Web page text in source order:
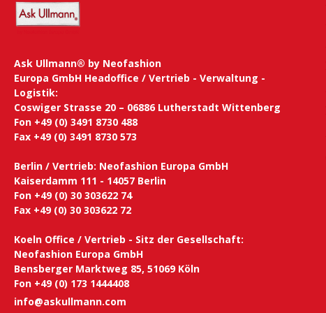
Ask Ullmann® by Neofashion
Europa GmbH Headoffice / Vertrieb - Verwaltung -
Logistik:
Coswiger Strasse 20 – 06886 Lutherstadt Wittenberg
Fon +49 (0) 3491 8730 488
Fax +49 (0) 3491 8730 573
Berlin / Vertrieb: Neofashion Europa GmbH
Kaiserdamm 111 - 14057 Berlin
Fon +49 (0) 30 303622 74
Fax +49 (0) 30 303622 72
Koeln Office / Vertrieb - Sitz der Gesellschaft:
Neofashion Europa GmbH
Bensberger Marktweg 85, 51069 Köln
Fon +49 (0) 173 1444408
info@askullmann.com